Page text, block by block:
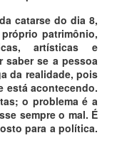
catarse do dia 8,
patrimônio,
artísticas e
saber se a pessoa
da realidade, pois
está acontecendo.
o problema é a
sempre o mal. É
para a política.